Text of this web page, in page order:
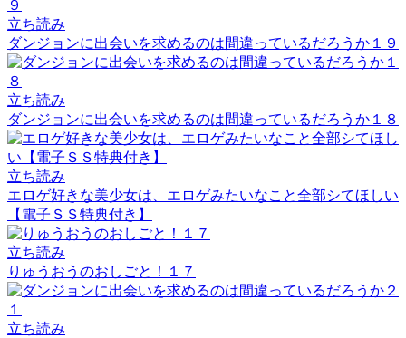
立ち読み
ダンジョンに出会いを求めるのは間違っているだろうか１９
立ち読み
ダンジョンに出会いを求めるのは間違っているだろうか１８
立ち読み
エロゲ好きな美少女は、エロゲみたいなこと全部シてほしい
【電子ＳＳ特典付き】
立ち読み
りゅうおうのおしごと！１７
立ち読み